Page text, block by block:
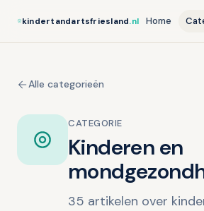
kindertandartsfriesland.nl Home
Alle categorieën
CATEGORIE
Kinderen en
35 artikelen over